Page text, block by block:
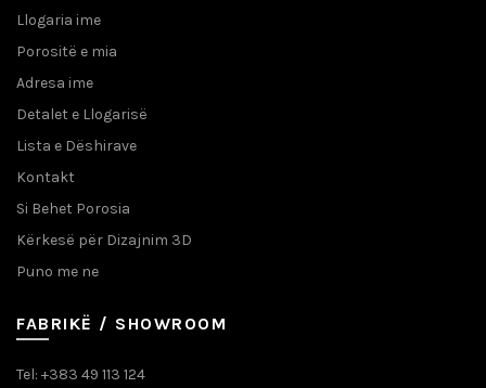
Llogaria ime
Porositë e mia
Adresa ime
Detalet e Llogarisë
Lista e Dëshirave
Kontakt
Si Behet Porosia
Kërkesë për Dizajnim 3D
Puno me ne
FABRIKË / SHOWROOM
Tel: +383 49 113 124